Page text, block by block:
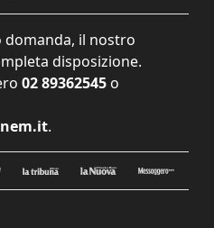
domanda, il nostro
disposizione.
02 89362545 o
.